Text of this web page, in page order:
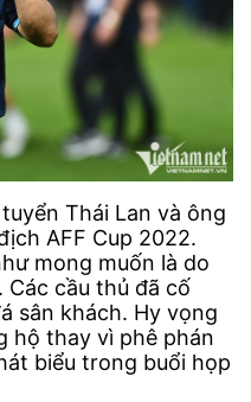
Thái Lan và ông
AFF Cup 2022.
mong muốn là do
Các cầu thủ đã cố
sân khách. Hy vọng
hộ thay vì phê phán
biểu trong buổi họp